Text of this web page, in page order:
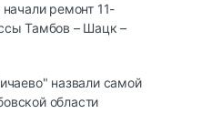
шины
ремонт 11-
Тамбов – Шацк –
назвали самой
области